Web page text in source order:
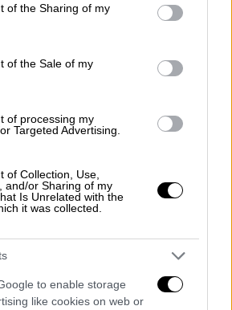
or usage behaviour. You may click to
to Google and its third-party tags to
specified purposes in below Google
of the Sharing of my
of the Sale of my
of processing my
Targeted Advertising.
of Collection, Use,
and/or Sharing of my
Is Unrelated with the
it was collected.
to enable storage
like cookies on web or
με την ομάδα του αλλά
και τέθηκε σε καραντίνα
ειδήσεις τώρα